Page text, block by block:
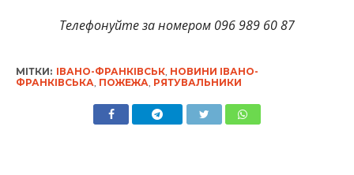
Телефонуйте за номером 096 989 60 87
МІТКИ: ІВАНО-ФРАНКІВСЬК, НОВИНИ ІВАНО-
ФРАНКІВСЬКА ПОЖЕЖА РЯТУВАЛЬНИКИ